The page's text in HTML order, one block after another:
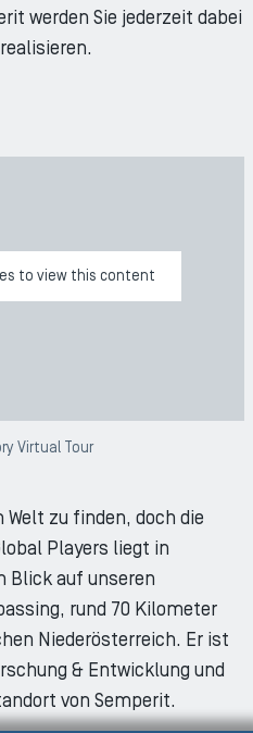
werden Sie jederzeit dabei
to view this content
Virtual Tour
zu finden, doch die
Players liegt in
Blick auf unseren
rund 70 Kilometer
Niederösterreich. Er ist
& Entwicklung und
von Semperit.